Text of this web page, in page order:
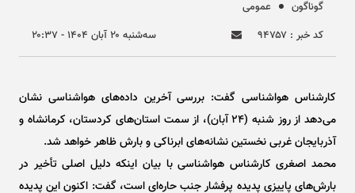
گوناگون
عمومی
کد خبر : ۹۴۷۵۷
سه‌شنبه ۲۰ آبان ۱۴۰۴ - ۲۰:۳۷
کارشناس هواشناسی گفت: بررسی آخرین داده‌های هواشناسی نشان
می‌دهد از روز شنبه (۲۴ آبان)، از سمت استان‌های کردستان، کرمانشاه و
آذربایجان غربی نخستین نشانه‌های ابرناکی و بارش ظاهر خواهد شد.
محمد اصغری کارشناس هواشناسی با بیان اینکه دلیل اصلی تأخیر در
بارش‌های پاییزی پدیده پرفشار جنب حاره‌ای است، گفت: اکنون این پدیده